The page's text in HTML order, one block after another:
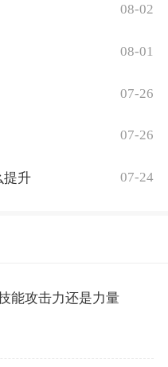
08-02
08-01
07-26
07-26
提升 07-24
能攻击力还是力量